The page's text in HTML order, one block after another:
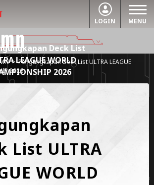
MENU
LOGIN
Deck List
LEAGUE WORLD
2026
>Pengungkapan Deck List ULTRA LEAGUE
2026
List ULTRA
WORLD